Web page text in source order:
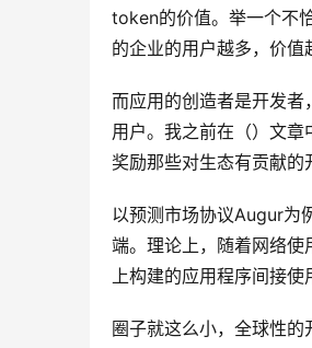
token的价值。举一个不
的企业的用户越多，价值
而应用的创造者是开发
用户。我之前在（）文
奖励那些对生态有贡献的
以预测市场协议Augur为
端。理论上，随着网络使
上构建的应用程序间接
圈子就这么小，全球性的